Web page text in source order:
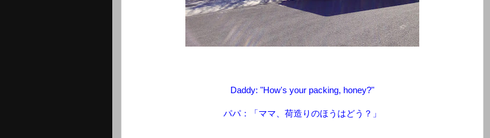
Daddy: "How's your packing, honey?"
パパ：「ママ、荷造りのほうはどう？」